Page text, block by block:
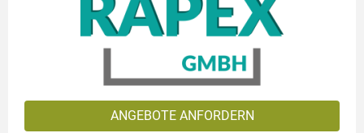
ANGEBOTE ANFORDERN